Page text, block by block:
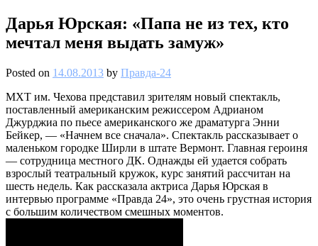
Дарья Юрская: «Папа не из тех, кто
мечтал меня выдать замуж»
Posted on 14.08.2013 by Правда-24
МХТ им. Чехова представил зрителям новый спектакль,
поставленный американским режиссером Адрианом
Джурджиа по пьесе американского же драматурга Энни
Бейкер, — «Начнем все сначала». Спектакль рассказывает о
маленьком городке Ширли в штате Вермонт. Главная героиня
— сотрудница местного ДК. Однажды ей удается собрать
взрослый театральный кружок, курс занятий рассчитан на
шесть недель. Как рассказала актриса Дарья Юрская в
интервью программе «Правда 24», это очень грустная история
с большим количеством смешных моментов.